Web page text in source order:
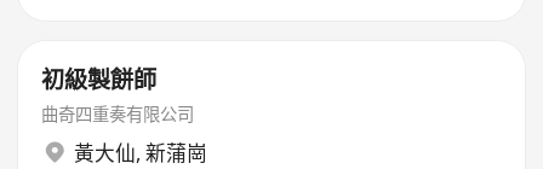
初級製餅師
曲奇四重奏有限公司
黃大仙, 新蒲崗